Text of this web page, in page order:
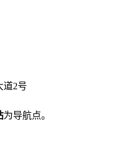
道2号
为导航点。